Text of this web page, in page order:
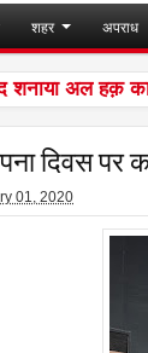
शहर अपराध
अल हक़ का
दिवस
01, 2020